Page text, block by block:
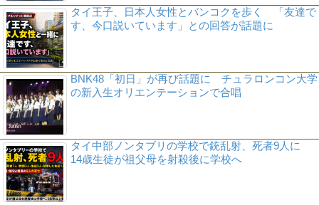
タイ王子、日本人女性とバンコクを歩く 「友達で
す、今口説いています」との回答が話題に
BNK48「初日」が再び話題に チュラロンコン大学
の新入生オリエンテーションで合唱
タイ中部ノンタブリの学校で銃乱射、死者9人に
14歳生徒が祖父母を射殺後に学校へ